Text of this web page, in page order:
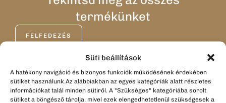
Süti beállítások
A hatékony navigáció és bizonyos funkciók működésének érdekében
sütiket használunk.Az alábbiakban az egyes kategóriák alatt részletes
információkat talál minden sütiről. A "Szükséges" kategóriába sorolt
sütiket a böngésző tárolja, mivel ezek elengedhetetlenül szükségesek a
termékünket
FELFEDEZÉS
Office Art & Design
Rólunk